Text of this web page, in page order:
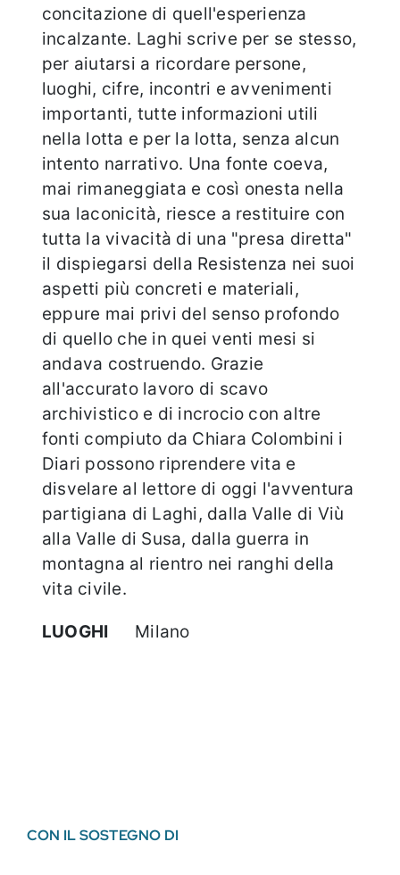
concitazione di quell'esperienza
incalzante. Laghi scrive per se stesso,
per aiutarsi a ricordare persone,
luoghi, cifre, incontri e avvenimenti
importanti, tutte informazioni utili
nella lotta e per la lotta, senza alcun
intento narrativo. Una fonte coeva,
mai rimaneggiata e così onesta nella
sua laconicità, riesce a restituire con
tutta la vivacità di una "presa diretta"
il dispiegarsi della Resistenza nei suoi
aspetti più concreti e materiali,
eppure mai privi del senso profondo
di quello che in quei venti mesi si
andava costruendo. Grazie
all'accurato lavoro di scavo
archivistico e di incrocio con altre
fonti compiuto da Chiara Colombini i
Diari possono riprendere vita e
disvelare al lettore di oggi l'avventura
partigiana di Laghi, dalla Valle di Viù
alla Valle di Susa, dalla guerra in
montagna al rientro nei ranghi della
vita civile.
LUOGHI Milano
CON IL SOSTEGNO DI